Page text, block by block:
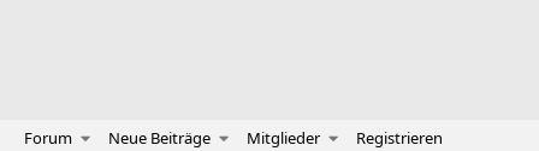
Forum Neue Beiträge Mitglieder Registrieren